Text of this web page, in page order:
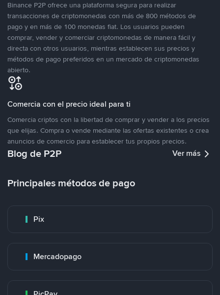
Binance P2P ofrece una plataforma segura para realizar
transacciones de criptomonedas con más de 800 métodos de
pago y en más de 100 monedas fiat. Los usuarios pueden
comprar, vender y comerciar criptomonedas de manera fácil y
directa con otros usuarios, mientras establecen sus precios y
métodos de pago preferidos en un mercado de criptomonedas
abierto.
Comercia con el precio ideal para ti
Comercia criptos con la libertad de comprar y vender a los precios
que elijas. Compra o vende mediante las ofertas existentes o crea
anuncios de comercio para establecer tus propios precios.
Blog de P2P Ver más
Principales métodos de pago
Pix
Mercadopago